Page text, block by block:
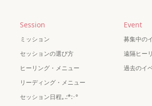
Session
ミッション
セッションの選び方
ヒーリング・メニュー
リーディング・メニュー
セッション日程｡.:*:･°
Event
募集中の
遠隔ヒー
過去のイ